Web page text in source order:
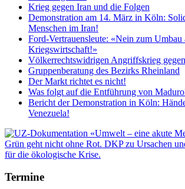
Krieg gegen Iran und die Folgen
Demonstration am 14. März in Köln:
Menschen im Iran!
Ford-Vertrauensleute: «Nein zum Umbau
Kriegswirtschaft!»
Völkerrechtswidrigen Angriffskrieg
Gruppenberatung des Bezirks Rheinland
Der Markt richtet es nicht!
Was folgt auf die Entführung von
Bericht der Demonstration in Köln:
Venezuela!
Termine